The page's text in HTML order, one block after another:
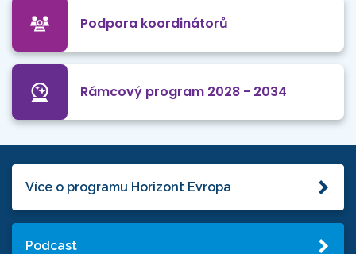
Podpora koordinátorů
Rámcový program 2028 - 2034
Více o programu Horizont Evropa
Podcast